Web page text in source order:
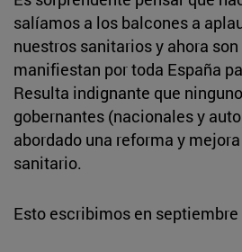
salíamos a los balcones a
nuestros sanitarios y ahora
manifiestan por toda España
Resulta indignante que
gobernantes (nacionales y
abordado una reforma y
sanitario.
Esto escribimos en septiembre